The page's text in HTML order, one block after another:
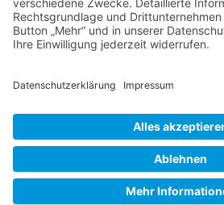
Wichtige Infos
Copyright © 2014